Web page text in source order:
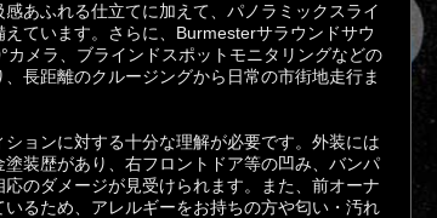
あふれる仕立てに加えて、パノラミックスライ
ています。さらに、Burmesterサラウンドサウ
メラ、ブラインドスポットモニタリングなどの
長距離のクルージングから日常の市街地走行ま
ョンに対する十分な理解が必要です。外装には
装歴があり、右フロントドア等の凹み、バンパ
のダメージが見受けられます。また、前オーナ
るため、アレルギーをお持ちの方や匂い・汚れ